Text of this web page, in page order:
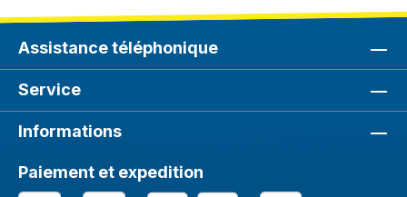
Assistance téléphonique
Service
Informations
Paiement et expedition